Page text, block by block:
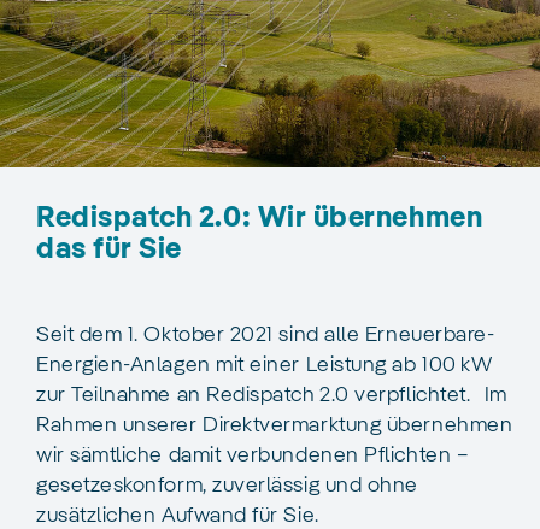
Redispatch 2.0: Wir übernehmen
das für Sie
Seit dem 1. Oktober 2021 sind alle Erneuerbare-
Energien-Anlagen mit einer Leistung ab 100 kW
zur Teilnahme an Redispatch 2.0 verpflichtet. Im
Rahmen unserer Direktvermarktung übernehmen
wir sämtliche damit verbundenen Pflichten –
gesetzeskonform, zuverlässig und ohne
zusätzlichen Aufwand für Sie.